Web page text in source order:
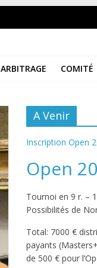
ARBITRAGE COMITÉ
A Venir
Inscription Open
Open
Tournoi en 9 r. –
Possibilités de
Total: 7000 €
payants
de 500 € pour